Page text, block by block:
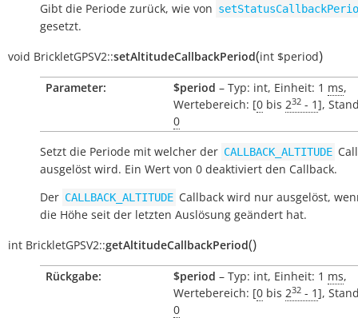
Gibt die Periode zurück, wie von
gesetzt.
void BrickletGPSV2::setAltitudeCallbackPeriod(int $period)
Parameter: $period – Typ: int, Einheit: 1 ms,
Wertebereich: [0 bis 232 - 1],
0
Setzt die Periode mit welcher der CALLBACK_ALTITUDE
ausgelöst wird. Ein Wert von 0 deaktiviert den Callback.
Der CALLBACK_ALTITUDE Callback wird nur ausgelöst,
die Höhe seit der letzten Auslösung geändert hat.
int BrickletGPSV2::getAltitudeCallbackPeriod()
Rückgabe: $period – Typ: int, Einheit: 1 ms,
Wertebereich: [0 bis 232 - 1],
0